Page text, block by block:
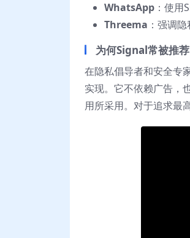
WhatsApp ：使
Threema ：强调
为何Signal常被推荐
在隐私倡导者和安全专
实现。它不依赖广告，
用所采用。对于追求最